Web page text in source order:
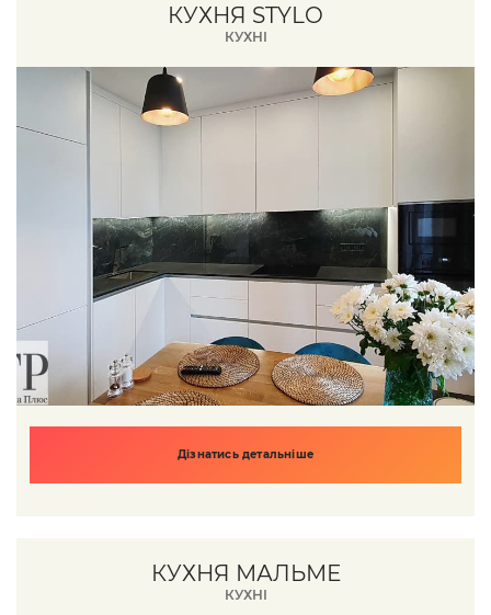
КУХНЯ STYLO
КУХНІ
Дізнатись детальніше
КУХНЯ МАЛЬМЕ
КУХНІ